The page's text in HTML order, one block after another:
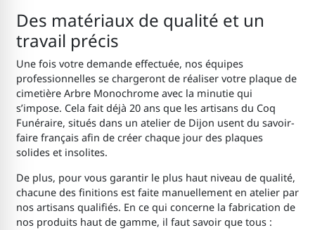
Des matériaux de qualité et un
travail précis
Une fois votre demande effectuée, nos équipes
professionnelles se chargeront de réaliser votre plaque de
cimetière Arbre Monochrome avec la minutie qui
s’impose. Cela fait déjà 20 ans que les artisans du Coq
Funéraire, situés dans un atelier de Dijon usent du savoir-
faire français afin de créer chaque jour des plaques
solides et insolites.
De plus, pour vous garantir le plus haut niveau de qualité,
chacune des finitions est faite manuellement en atelier par
nos artisans qualifiés. En ce qui concerne la fabrication de
nos produits haut de gamme, il faut savoir que tous :